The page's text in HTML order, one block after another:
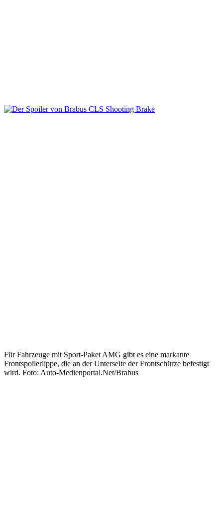
Für Fahrzeuge mit Sport-Paket AMG gibt es eine markante
Frontspoilerlippe, die an der Unterseite der Frontschürze befestigt
wird. Foto: Auto-Medienportal.Net/Brabus